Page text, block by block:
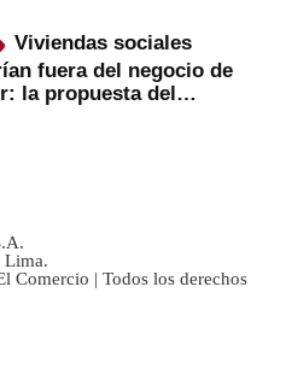
Viviendas sociales
fuera del negocio de
la propuesta del
Lima.
Comercio | Todos los derechos